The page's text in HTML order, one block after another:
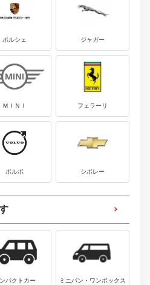
ポルシェ ジャガー
ＭＩＮＩ フェラーリ
ボルボ シボレー
パクトカー ミニバン・ワンボックス